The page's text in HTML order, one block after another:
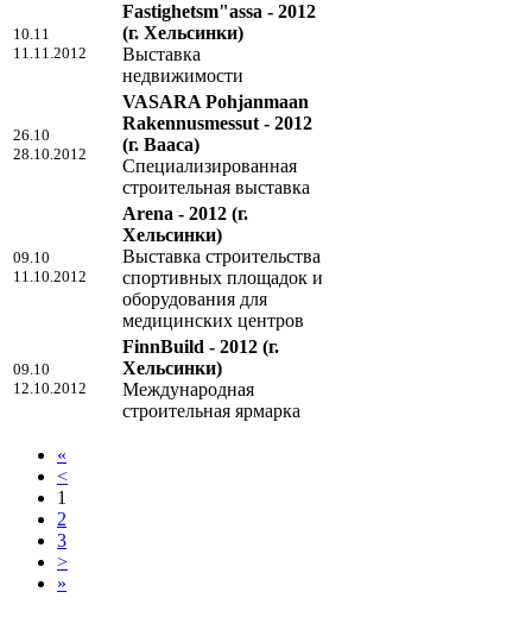
10.11
11.11.2012
Fastighetsm"assa - 2012
(г. Хельсинки)
Выставка
недвижимости
26.10
28.10.2012
VASARA Pohjanmaan
Rakennusmessut - 2012
(г. Вааса)
Специализированная
строительная выставка
09.10
11.10.2012
Arena - 2012 (г.
Хельсинки)
Выставка строительства
спортивных площадок и
оборудования для
медицинских центров
09.10
12.10.2012
FinnBuild - 2012 (г.
Хельсинки)
Международная
строительная ярмарка
«
<
1
2
3
>
»